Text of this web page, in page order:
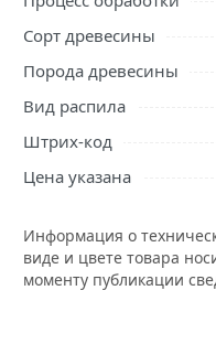
Сорт древесины
Порода древесины
Вид распила
Штрих-код
Цена указана
Информация о
виде и цвете товара
моменту публикации